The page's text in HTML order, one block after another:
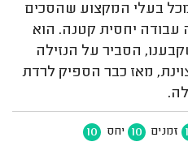
בעלי המקצוע שהסכים
עבודה יחסית קטנה. הוא
הסביר על הנזילה
מאז כבר הספיק לרדת
זמנים 10 יחס 10